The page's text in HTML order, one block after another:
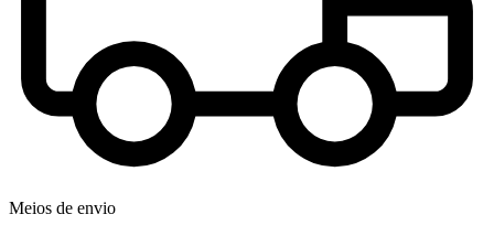
Meios de envio